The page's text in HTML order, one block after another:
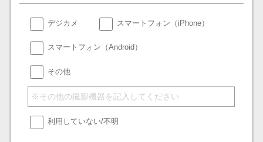
デジカメ スマートフォン（iPhone）
スマートフォン（Android）
その他
利用していない/不明